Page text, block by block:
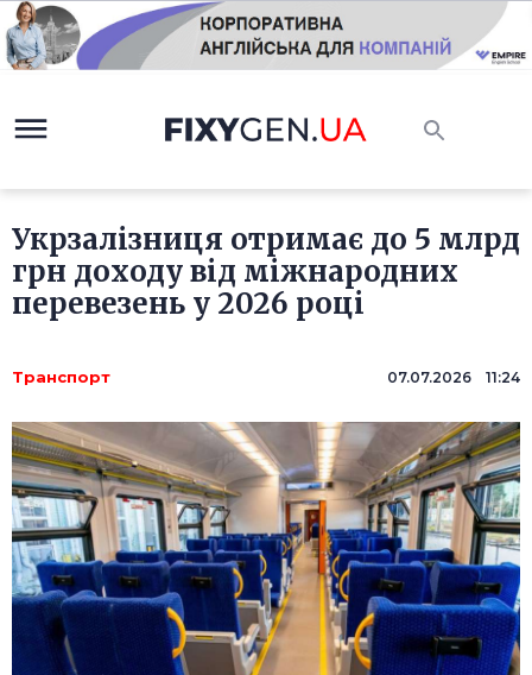
Укрзалізниця отримає до 5 млрд
грн доходу від міжнародних
перевезень у 2026 році
Транспорт 07.07.2026 11:24